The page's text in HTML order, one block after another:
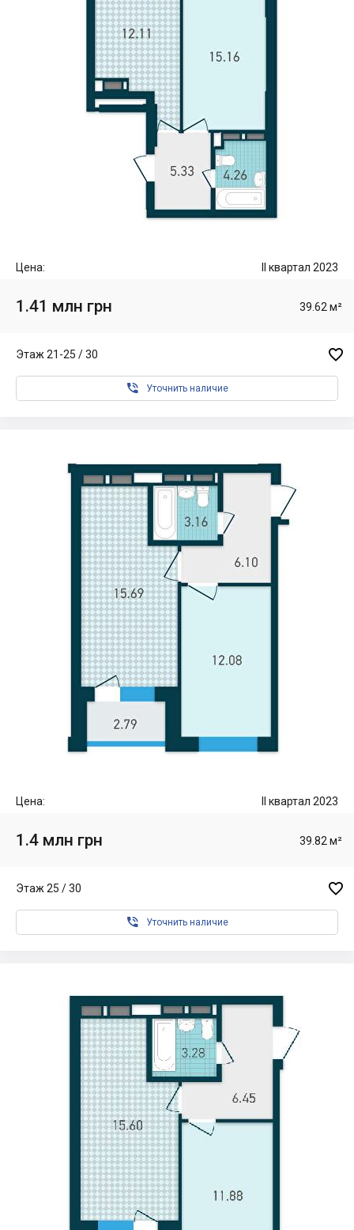
Цена: II квартал 2023
1.41 млн грн 39.62 м²
Этаж 21-25 / 30 
 Уточнить наличие
Цена: II квартал 2023
1.4 млн грн 39.82 м²
Этаж 25 / 30 
 Уточнить наличие